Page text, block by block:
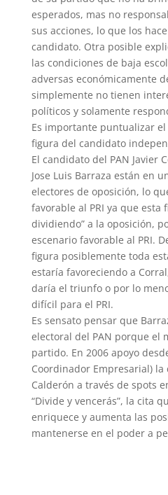
esperados, mas no
sus acciones, lo que los
candidato. Otra posible
las condiciones de baja
adversas económicamente
simplemente no tienen
políticos y solamente
Es importante puntualizar
figura del candidato
El candidato del PAN Javier
Jose Luis Barraza están en
electores de oposición, lo
favorable al PRI ya que esta
dividiendo” a la oposición,
escenario favorable al PRI.
figura posiblemente toda
estaría favoreciendo a
daría el triunfo o por lo
difícil para el PRI.
Es sensato pensar que
electoral del PAN porque el
partido. En 2006 apoyo
Coordinador Empresarial) la
Calderón a través de spots
“Divide y vencerás”, la cita
enriquece y aumenta las
mantenerse en el poder a